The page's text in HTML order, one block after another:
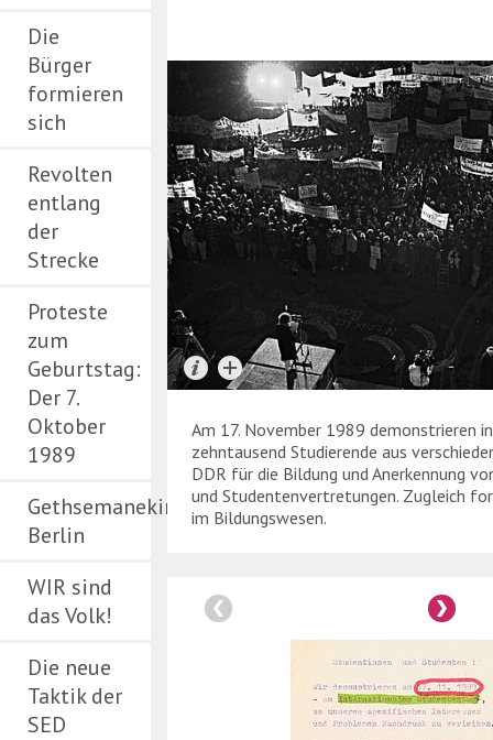
Die
Bürger
formieren
sich
Revolten
entlang
der
Strecke
Proteste
zum
Geburtstag:
Der 7.
Oktober
1989
Gethsemanekirche
Berlin
WIR sind
das Volk!
Die neue
Taktik der
SED
Am 17. November 1989 demonstrieren
zehntausend Studierende aus
DDR für die Bildung und Anerkennung
und Studentenvertretungen. Zugleich
im Bildungswesen.